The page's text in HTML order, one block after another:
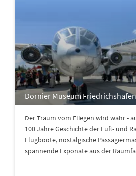
Dornier Museum Friedrichshafen
Der Traum vom Fliegen wird wahr -
100 Jahre Geschichte der Luft- und
Flugboote, nostalgische
spannende Exponate aus der